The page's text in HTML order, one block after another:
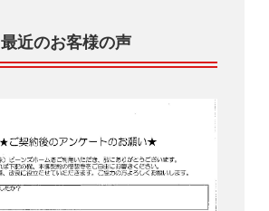
最近のお客様の声